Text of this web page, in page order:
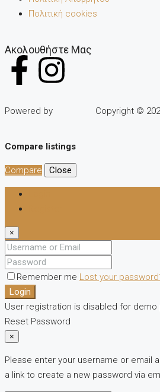
Πολιτική cookies
Ακολουθήστε Μας
Powered by Copyright ©
Compare listings
Compare Close
×
Remember me Lost your
Login
User registration is disabled for demo
Reset Password
×
Please enter your username or email
a link to create a new password via